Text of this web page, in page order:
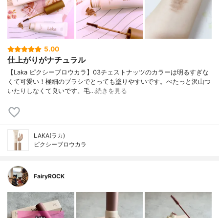
5.00
仕上がりがナチュラル
【Laka ピクシーブロウカラ】03チェストナッツのカラーは明るすぎな
くて可愛い！極細のブラシでとっても塗りやすいです。べたっと沢山つ
いたりしなくて良いです。毛…続きを見る
LAKA(ラカ)
ピクシーブロウカラ
FairyROCK